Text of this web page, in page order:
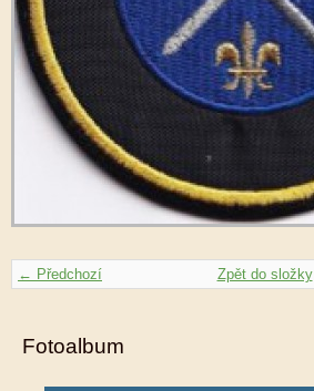
← Předchozí Zpět do složky
Fotoalbum